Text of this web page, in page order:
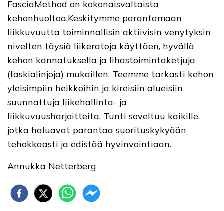
FasciaMethod on kokonaisvaltaista
kehonhuoltoa.Keskitymme parantamaan
liikkuvuutta toiminnallisin aktiivisin venytyksin
nivelten täysiä liikeratoja käyttäen, hyvällä
kehon kannatuksella ja lihastoimintaketjuja
(faskialinjoja) mukaillen. Teemme tarkasti kehon
yleisimpiin heikkoihin ja kireisiin alueisiin
suunnattuja liikehallinta- ja
liikkuvuusharjoitteita. Tunti soveltuu kaikille,
jotka haluavat parantaa suorituskykyään
tehokkaasti ja edistää hyvinvointiaan.
Annukka Netterberg